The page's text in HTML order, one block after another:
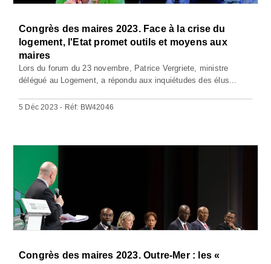
Congrès des maires 2023. Face à la crise du
logement, l'Etat promet outils et moyens aux
maires
Lors du forum du 23 novembre, Patrice Vergriete, ministre
délégué au Logement, a répondu aux inquiétudes des élus...
5 Déc 2023 - Réf: BW42046
Congrès des maires 2023. Outre-Mer : les «